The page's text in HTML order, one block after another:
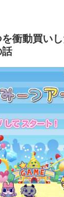
衝動買い
話